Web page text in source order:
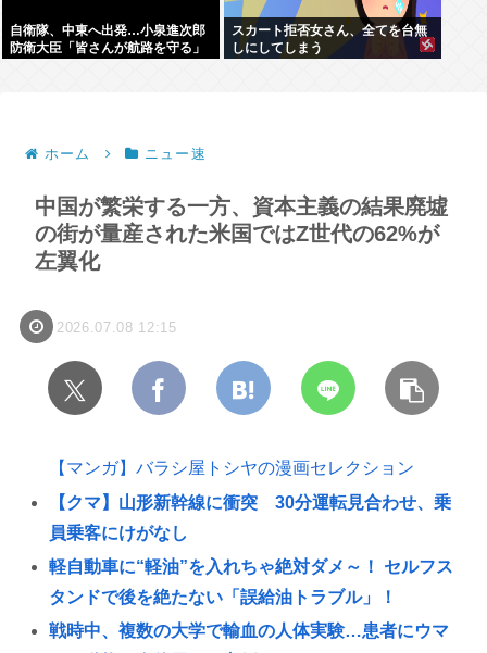
自衛隊、中東へ出発…小泉進次郎
防衛大臣「皆さんが航路を守る」
スカート拒否女さん、全てを台無
しにしてしまう
ホーム ニュー速
中国が繁栄する一方、資本主義の結果廃墟
の街が量産された米国ではZ世代の62%が
左翼化
2026.07.08 12:15
【マンガ】バラシ屋トシヤの漫画セレクション
【クマ】山形新幹線に衝突 30分運転見合わせ、乗
員乗客にけがなし
軽自動車に“軽油”を入れちゃ絶対ダメ～！ セルフス
タンドで後を絶たない「誤給油トラブル」！
戦時中、複数の大学で輸血の人体実験…患者にウマ